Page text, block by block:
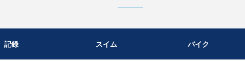
記録 スイム バイク